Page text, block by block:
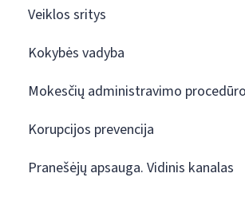
Veiklos sritys
Kokybės vadyba
Mokesčių administravimo
Korupcijos prevencija
Pranešėjų apsauga. Vidinis kanalas